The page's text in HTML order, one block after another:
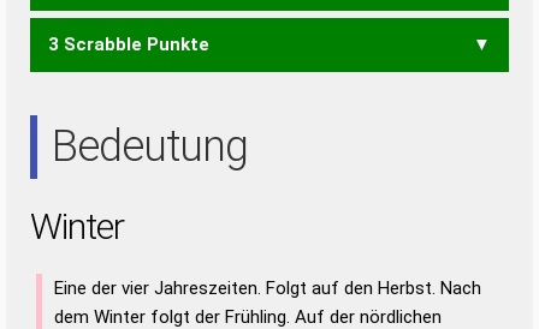
EINT ERNT IREN NIET
3 Scrabble Punkte
Bedeutung
Winter
Eine der vier Jahreszeiten. Folgt auf den Herbst. Nach
dem Winter folgt der Frühling. Auf der nördlichen